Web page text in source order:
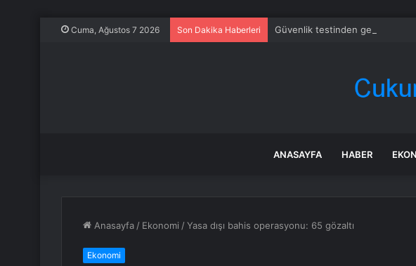
Cuma, Ağustos 7 2026 Son Dakika Haberleri Güvenlik testinden geçemeyen
ANASAYFA HABER
Anasayfa / Ekonomi /Yasa dışı bahis operasyonu: 65 gözaltı
Ekonomi